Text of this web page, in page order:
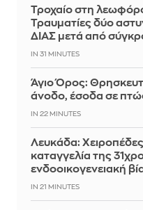
Τροχαίο στη
Τραυματίες δύο
ΔΙΑΣ μετά από
IN 31 MINUTES
Άγιο Όρος:
άνοδο, έσοδα σε
IN 22 MINUTES
Λευκάδα:
καταγγελία της
ενδοοικογενειακή
IN 21 MINUTES